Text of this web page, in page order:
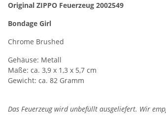
Original ZIPPO Feuerzeug 2002549
Bondage Girl
Chrome Brushed
Gehäuse: Metall
Maße: ca. 3,9 x 1,3 x 5,7 cm
Gewicht: ca. 82 Gramm
Das Feuerzeug wird unbefüllt ausgeliefert. Wir